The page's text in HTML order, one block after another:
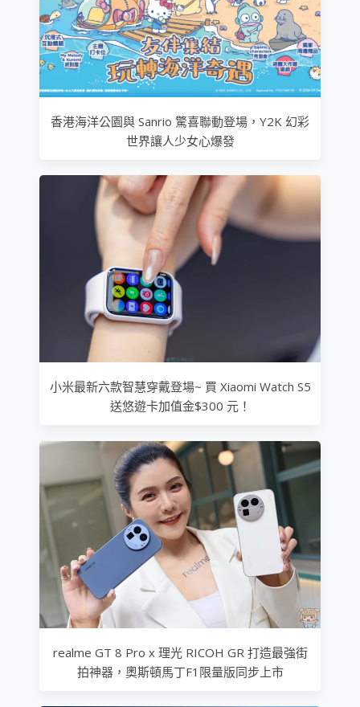
香港海洋公園與 Sanrio 驚喜聯動登場，Y2K 幻彩
世界讓人少女心爆發
小米最新六款智慧穿戴登場~ 買 Xiaomi Watch S5
送悠遊卡加值金$300 元！
realme GT 8 Pro x 理光 RICOH GR 打造最強街
拍神器，奧斯頓馬丁F1限量版同步上市